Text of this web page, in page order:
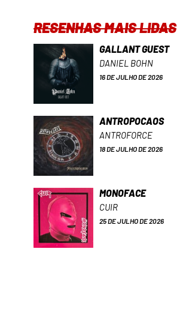
RESENHAS MAIS LIDAS
GALLANT GUEST
DANIEL BOHN
16 DE JULHO DE 2026
ANTROPOCAOS
ANTROFORCE
18 DE JULHO DE 2026
MONOFACE
CUIR
25 DE JULHO DE 2026